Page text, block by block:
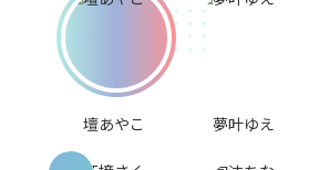
壇あやこ 夢叶ゆえ